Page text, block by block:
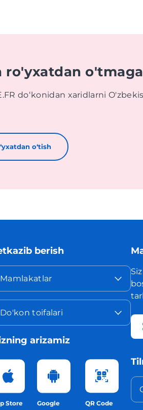
ro'yxatdan
doʻkonidan xaridlarni
oʻtish
berish
Mamlakatlar
Do'kon toifalari
arizamiz
Store Google QR Code